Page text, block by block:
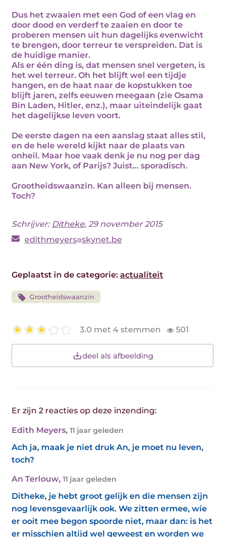
Dus het zwaaien met een God of een vlag en
door dood en verderf te zaaien en door te
proberen mensen uit hun dagelijks evenwicht
te brengen, door terreur te verspreiden. Dat is
de huidige manier.
Als er één ding is, dat mensen snel vergeten, is
het wel terreur. Oh het blijft wel een tijdje
hangen, en de haat naar de kopstukken toe
blijft jaren, zelfs eeuwen meegaan (zie Osama
Bin Laden, Hitler, enz.), maar uiteindelijk gaat
het dagelijkse leven voort.
De eerste dagen na een aanslag staat alles stil,
en de hele wereld kijkt naar de plaats van
onheil. Maar hoe vaak denk je nu nog per dag
aan New York, of Parijs? Juist... sporadisch.
Grootheidswaanzin. Kan alleen bij mensen.
Toch?
Schrijver: Ditheke, 29 november 2015
edithmeyers skynet.be
Geplaatst in de categorie: actualiteit
Grootheidswaanzin
3.0 met 4 stemmen 501
deel als afbeelding
Er zijn 2 reacties op deze inzending:
Edith Meyers, 11 jaar geleden
Ach ja, maak je niet druk An, je moet nu leven,
toch?
An Terlouw, 11 jaar geleden
Ditheke, je hebt groot gelijk en die mensen zijn
nog levensgevaarlijk ook. We zitten ermee, wie
er ooit mee begon spoorde niet, maar dan: is het
er misschien altijd wel geweest en worden we